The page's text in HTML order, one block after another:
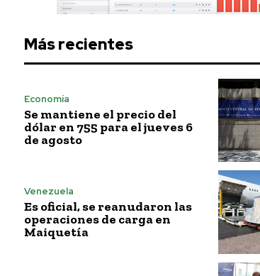
Más recientes
Economía
Se mantiene el precio del
dólar en 755 para el jueves 6
de agosto
Venezuela
Es oficial, se reanudaron las
operaciones de carga en
Maiquetía